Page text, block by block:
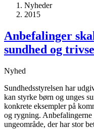
Nyheder
2015
Anbefalinger
sundhed og
Nyhed
Sundhedsstyrelsen har
kan styrke børn og unges
konkrete eksempler på
og rygning. Anbefalingerne
ungeområde, der har stor